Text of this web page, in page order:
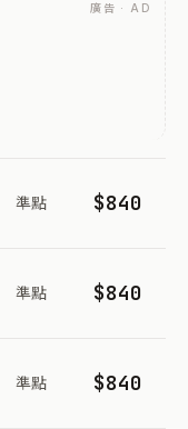
廣告 · AD
準點 $840
準點 $840
準點 $840